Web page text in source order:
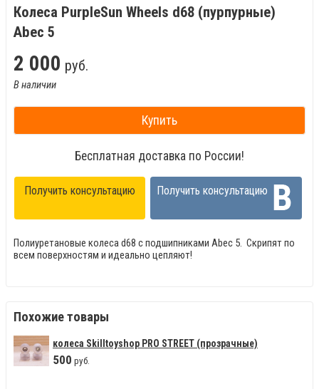
Похожие товары
колеса Skilltoyshop PRO STREET (прозрачные)
500 руб.
Колеса PurpleSun Wheels d68 (пурпурные)
Abec 5
2 000 руб.
В наличии
Купить
Бесплатная доставка по России!
Получить консультацию Получить консультацию
Полиуретановые колеса d68 с подшипниками Abec 5. Скрипят по
всем поверхностям и идеально цепляют!